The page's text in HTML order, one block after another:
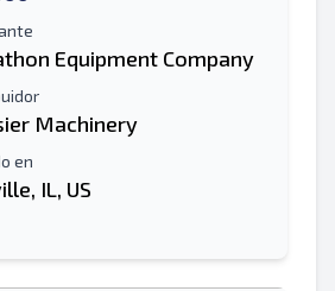
Equipment Company
Machinery
en
IL, US